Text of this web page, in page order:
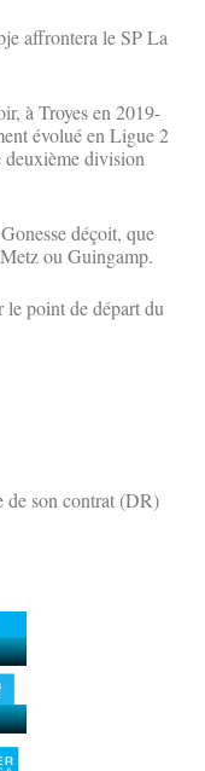
affrontera le SP La
à Troyes en 2019-
évolué en Ligue 2
deuxième division
déçoit, que
ou Guingamp.
le point de départ du
de son contrat (DR)